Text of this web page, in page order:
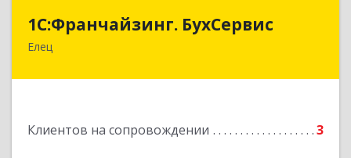
1С:Франчайзинг. БухСервис
Елец
Клиентов на сопровождении 3
1С:Франчайзинг. БухСервис